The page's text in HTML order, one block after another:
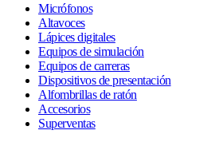
Micrófonos
Altavoces
Lápices digitales
Equipos de simulación
Equipos de carreras
Dispositivos de presentación
Alfombrillas de ratón
Accesorios
Superventas